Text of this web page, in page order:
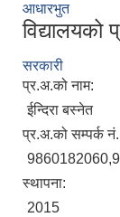
आधारभुत
विद्यालयको
सरकारी
प्र.अ.को नाम:
ईन्दिरा बस्नेत
प्र.अ.को सम्पर्क
स्थापना:
2015